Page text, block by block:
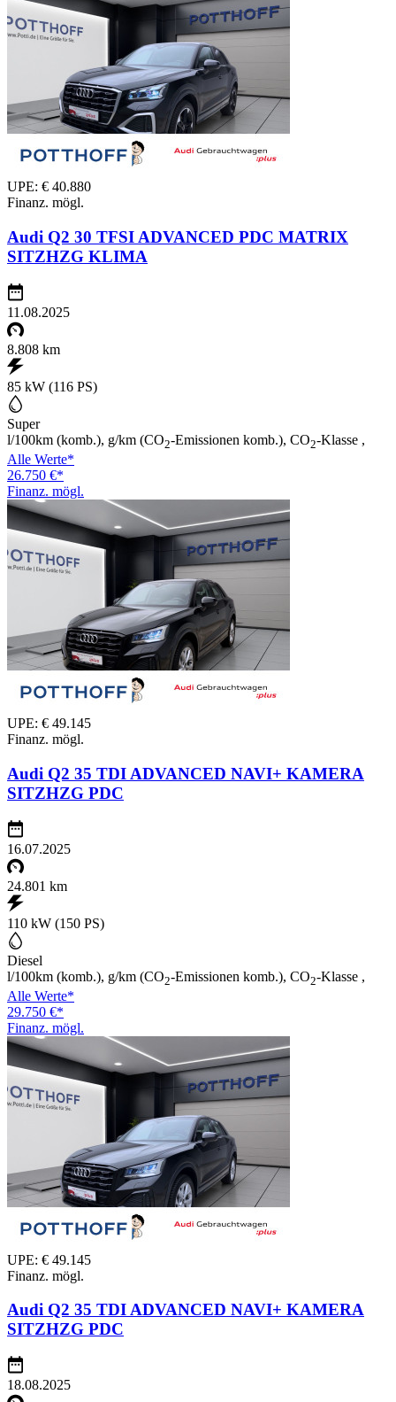
UPE: € 40.880
Finanz. mögl.
Audi Q2 30 TFSI ADVANCED PDC MATRIX
SITZHZG KLIMA
11.08.2025
8.808 km
85 kW (116 PS)
Super
l/100km (komb.), g/km (CO2-Emissionen komb.), CO2-Klasse ,
Alle Werte*
26.750 €*
Finanz. mögl.
UPE: € 49.145
Finanz. mögl.
Audi Q2 35 TDI ADVANCED NAVI+ KAMERA
SITZHZG PDC
16.07.2025
24.801 km
110 kW (150 PS)
Diesel
l/100km (komb.), g/km (CO2-Emissionen komb.), CO2-Klasse ,
Alle Werte*
29.750 €*
Finanz. mögl.
UPE: € 49.145
Finanz. mögl.
Audi Q2 35 TDI ADVANCED NAVI+ KAMERA
SITZHZG PDC
18.08.2025